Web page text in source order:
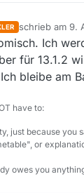
schrieb am 9.
zuletzt editiert
Ich
für 13.1.2
bleibe am
have to:
just because you
or
owes you